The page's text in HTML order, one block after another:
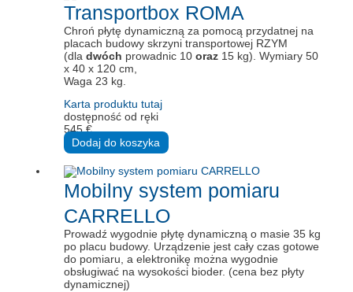
Transportbox ROMA
Chroń płytę dynamiczną za pomocą przydatnej na
placach budowy skrzyni transportowej RZYM
(dladwóch prowadnic 10oraz 15 kg). Wymiary 50
x 40 x 120 cm,
Waga 23 kg.
Karta produktu tutaj
dostępność od ręki
545€
Dodaj do koszyka
Mobilny system pomiaru
CARRELLO
Prowadź wygodnie płytę dynamiczną o masie 35 kg
po placu budowy. Urządzenie jest cały czas gotowe
do pomiaru, a elektronikę można wygodnie
obsługiwać na wysokości bioder. (cena bez płyty
dynamicznej)